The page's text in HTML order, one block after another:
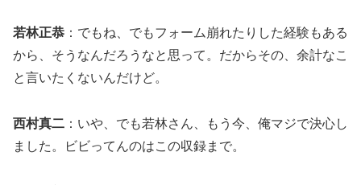
若林正恭 ：でもね、でもフォーム崩れたりした経験もある
から、そうなんだろうなと思って。だからその、余計なこ
と言いたくないんだけど。
西村真二 ：いや、でも若林さん、もう今、俺マジで決心し
ました。ビビってんのはこの収録まで。